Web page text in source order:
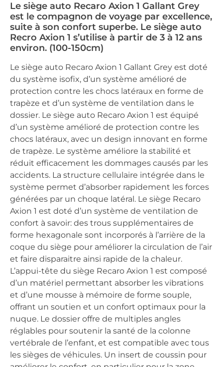
Le siège auto Recaro Axion 1 Gallant Grey
est le compagnon de voyage par excellence,
suite à son confort superbe. Le siège auto
Recro Axion 1 s’utilise à partir de 3 à 12 ans
environ. (100-150cm)
Le siège auto Recaro Axion 1 Gallant Grey est doté
du système isofix, d’un système amélioré de
protection contre les chocs latéraux en forme de
trapèze et d’un système de ventilation dans le
dossier. Le siège auto Recaro Axion 1 est équipé
d’un système amélioré de protection contre les
chocs latéraux, avec un design innovant en forme
de trapèze. Le système améliore la stabilité et
réduit efficacement les dommages causés par les
accidents. La structure cellulaire intégrée dans le
système permet d’absorber rapidement les forces
générées par un choque latéral. Le siège Recaro
Axion 1 est doté d’un système de ventilation de
confort à savoir: des trous supplémentaires de
forme hexagonale sont incorporés à l’arrière de la
coque du siège pour améliorer la circulation de l’air
et faire disparaitre ainsi rapide de la chaleur.
L’appui-tête du siège Recaro Axion 1 est composé
d’un matériel permettant absorber les vibrations
et d’une mousse à mémoire de forme souple,
offrant un soutien et un confort optimaux pour la
nuque. Le dossier offre de multiples angles
réglables pour soutenir la santé de la colonne
vertébrale de l’enfant, et est compatible avec tous
les sièges de véhicules. Un insert de coussin pour